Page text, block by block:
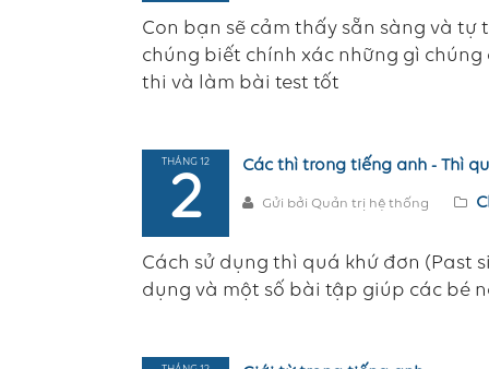
Con bạn sẽ cảm thấy sẵn sàng và tự
chúng biết chính xác những gì
thi và làm bài test tốt
THÁNG 12
2
Các thì trong tiếng anh - Thì
Gửi bởi Quản trị hệ thống
Cách sử dụng thì quá khứ đơn (Past
dụng và một số bài tập giúp các bé